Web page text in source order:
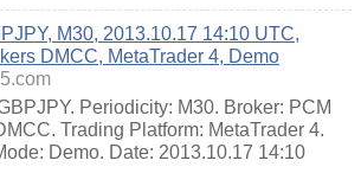
M30, 2013.10.17 14:10 UTC,
DMCC, MetaTrader 4, Demo
Periodicity: M30. Broker: PCM
Trading Platform: MetaTrader 4.
Demo. Date: 2013.10.17 14:10